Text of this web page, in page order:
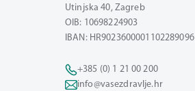
Utinjska 40, Zagreb
OIB: 10698224903
IBAN: HR9023600001102289096
+385 (0) 1 21 00 200
info@vasezdravlje.hr